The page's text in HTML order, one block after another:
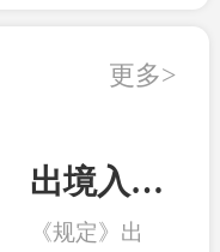
更多>
出境入境管理新规发布！移民服务监管升级，哪些机构更值得选择？
《规定》出